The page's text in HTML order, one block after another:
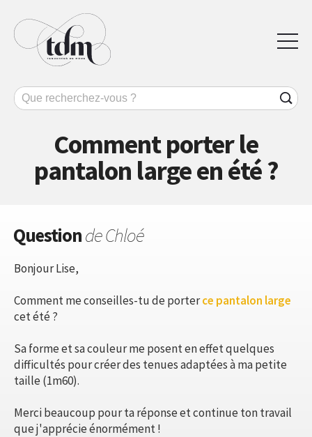
Comment porter le
pantalon large en été ?
Questionde Chloé
Bonjour Lise,
Comment me conseilles-tu de porterce pantalon large
cet été ?
Sa forme et sa couleur me posent en effet quelques
difficultés pour créer des tenues adaptées à ma petite
taille (1m60).
Merci beaucoup pour ta réponse et continue ton travail
que j'apprécie énormément !